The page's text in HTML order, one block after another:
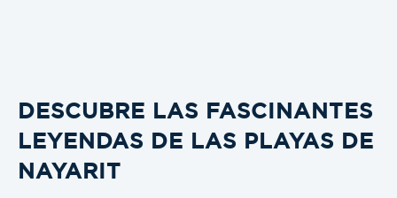
DESCUBRE LAS FASCINANTES
LEYENDAS DE LAS PLAYAS DE
NAYARIT